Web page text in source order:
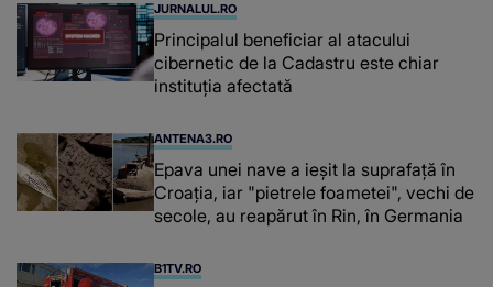
JURNALUL.RO
Principalul beneficiar al atacului
cibernetic de la Cadastru este chiar
instituţia afectată
ANTENA3.RO
Epava unei nave a ieșit la suprafață în
Croația, iar "pietrele foametei", vechi de
secole, au reapărut în Rin, în Germania
B1TV.RO